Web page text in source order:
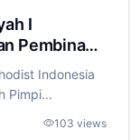
I
Pembinaan
Indonesia
Pimpi...
103 views